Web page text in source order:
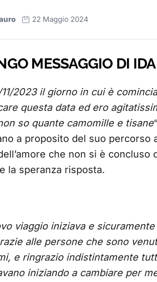
22 Maggio 2024
MESSAGGIO DI IDA
11/2023 il giorno in cui è
questa data ed ero
so quante camomille e tisane
a proposito del suo percorso
che non si è
la speranza risposta.
viaggio iniziava e
alle persone che sono
e ringrazio indistintamente
iniziando a cambiare per